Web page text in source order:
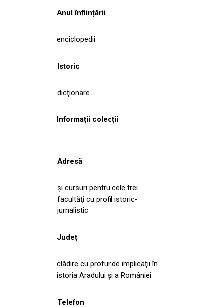
Anul înființării
enciclopedii
Istoric
dicţionare
Informații colecții
Adresă
şi cursuri pentru cele trei
facultăţi cu profil istoric-
jurnalistic
Județ
clădire cu profunde implicaţii în
istoria Aradului şi a României
Telefon